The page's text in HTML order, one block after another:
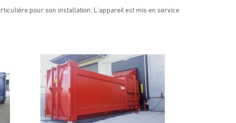
pour son installation. L'appareil est mis en service